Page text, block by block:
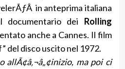
in anteprima italiana
documentario dei Rolling
anche a Cannes. Il film
del disco uscito nel 1972.
allÃ¢â‚¬â„¢inizio, ma poi ci